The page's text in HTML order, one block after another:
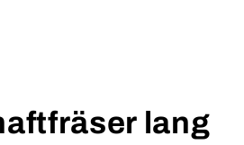
lang